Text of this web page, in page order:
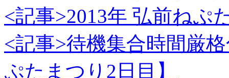
<記事>2013年 弘前ねぷ
<記事>待機集合時間厳
ぷたまつり2日目】